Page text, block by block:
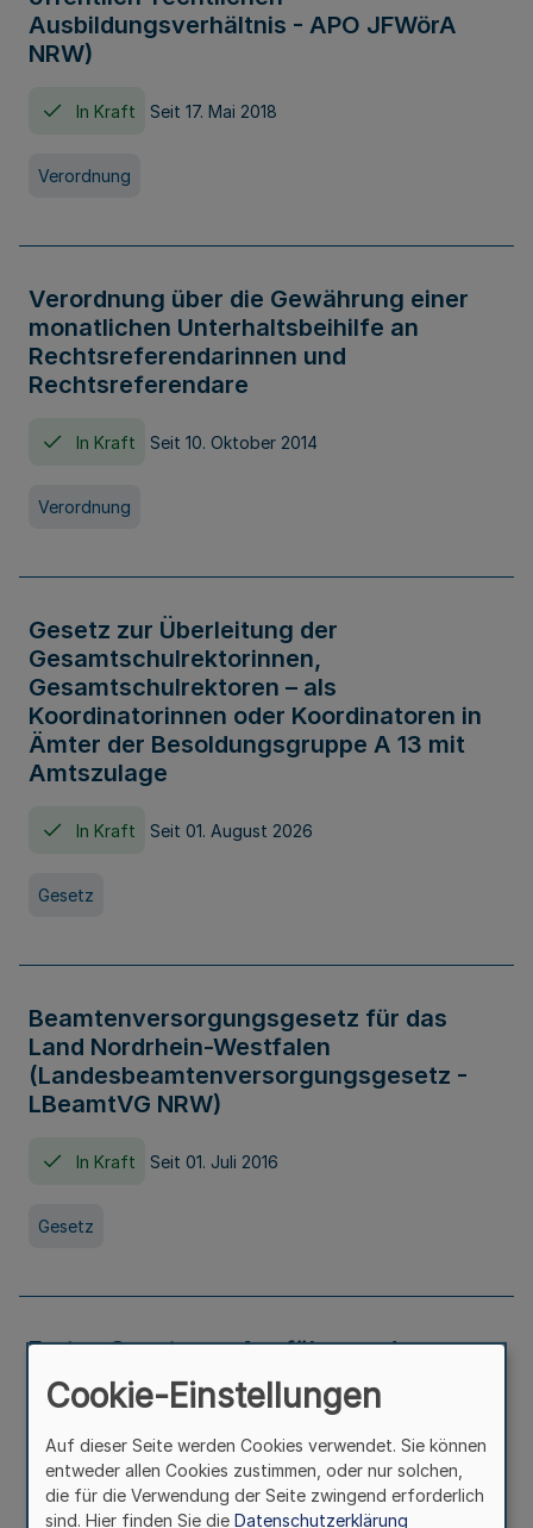
Ausbildungsverhältnis - APO JFWörA
NRW)
In Kraft Seit 17. Mai 2018
Verordnung
Verordnung über die Gewährung einer
monatlichen Unterhaltsbeihilfe an
Rechtsreferendarinnen und
Rechtsreferendare
In Kraft Seit 10. Oktober 2014
Verordnung
Gesetz zur Überleitung der
Gesamtschulrektorinnen,
Gesamtschulrektoren – als
Koordinatorinnen oder Koordinatoren in
Ämter der Besoldungsgruppe A 13 mit
Amtszulage
In Kraft Seit 01. August 2026
Gesetz
Beamtenversorgungsgesetz für das
Land Nordrhein-Westfalen
(Landesbeamtenversorgungsgesetz -
LBeamtVG NRW)
In Kraft Seit 01. Juli 2016
Gesetz
Erstes Gesetz zur Ausführung des
Kinder- und Jugendhilfegesetzes - AG -
KJHG -
In Kraft Seit 01. Januar 1991
Cookie-Einstellungen
Auf dieser Seite werden Cookies verwendet. Sie können
entweder allen Cookies zustimmen, oder nur solchen,
die für die Verwendung der Seite zwingend erforderlich
sind. Hier finden Sie die Datenschutzerklärung